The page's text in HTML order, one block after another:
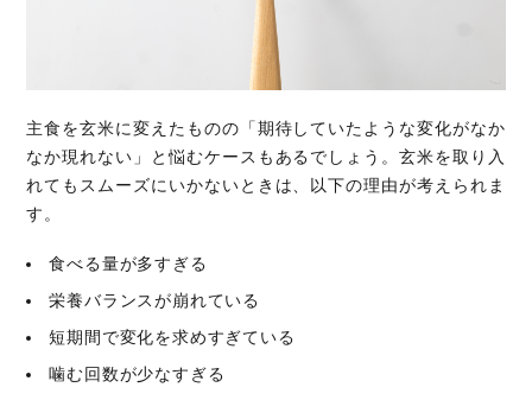
主食を玄米に変えたものの「期待していたような変化がなか
なか現れない」と悩むケースもあるでしょう。玄米を取り入
れてもスムーズにいかないときは、以下の理由が考えられま
す。
食べる量が多すぎる
栄養バランスが崩れている
短期間で変化を求めすぎている
噛む回数が少なすぎる